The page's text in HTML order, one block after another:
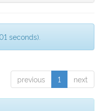
seconds).
previous 1 next